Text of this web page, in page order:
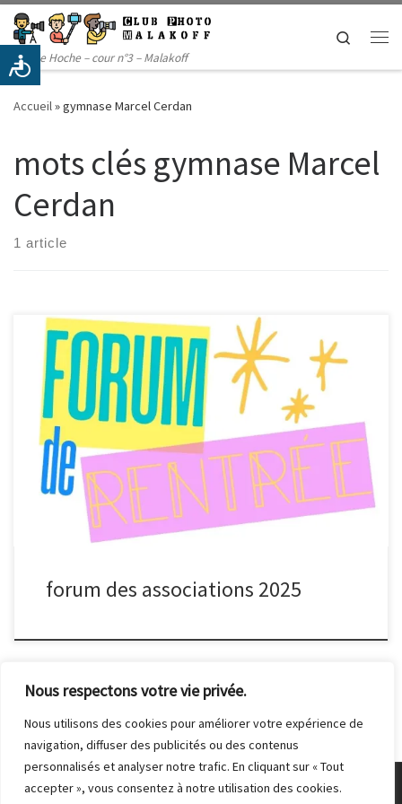
Nous respectons votre vie privée.
Nous utilisons des cookies pour améliorer votre expérience de
navigation, diffuser des publicités ou des contenus
personnalisés et analyser notre trafic. En cliquant sur « Tout
accepter », vous consentez à notre utilisation des cookies.
Passer au contenu
14 rue Hoche – cour n°3 – Malakoff
Search
Accueil»gymnase Marcel Cerdan
mots clés gymnase Marcel
Cerdan
1 article
Le forum de rentrée aura lieu le samedi 6 septembre, de 9h à
18h, au gymnase Marcel Cerdan. Le stand du club photo sera situé
au niveau de l’espace culture, au stand n°18.
forum des associations 2025
© 2026Club Photo de Malakoff– Tous droits réservés